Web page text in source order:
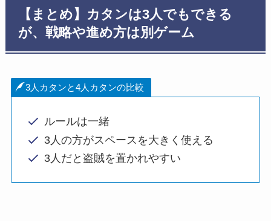
【まとめ】カタンは3人でもできる
が、戦略や進め方は別ゲーム
3人カタンと4人カタンの比較
ルールは一緒
3人の方がスペースを大きく使える
3人だと盗賊を置かれやすい